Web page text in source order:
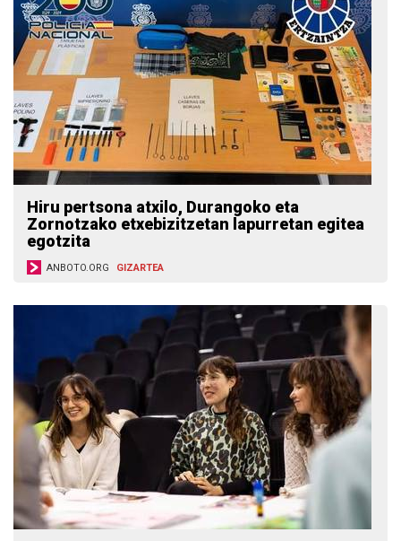
Hiru pertsona atxilo, Durangoko eta
Zornotzako etxebizitzetan lapurretan egitea
egotzita
ANBOTO.ORG GIZARTEA